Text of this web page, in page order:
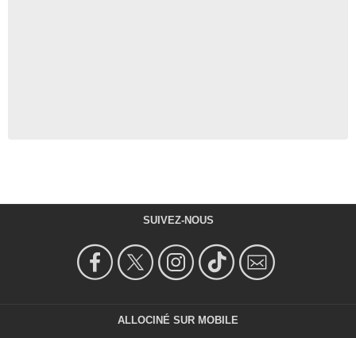
SUIVEZ-NOUS
ALLOCINÉ SUR MOBILE